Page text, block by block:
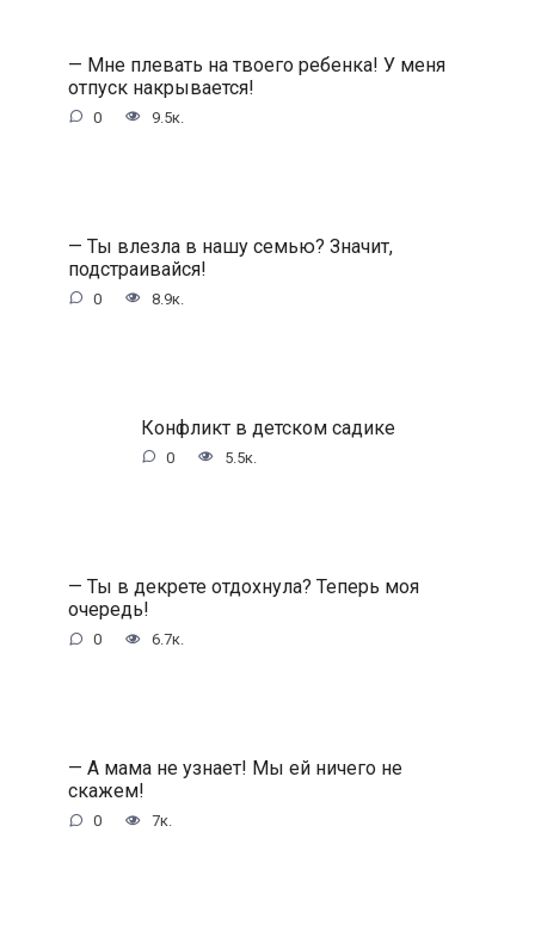
— Мне плевать на твоего ребенка! У меня
отпуск накрывается!
0 9.5к.
— Ты влезла в нашу семью? Значит,
подстраивайся!
0 8.9к.
Конфликт в детском садике
0 5.5к.
— Ты в декрете отдохнула? Теперь моя
очередь!
0 6.7к.
— А мама не узнает! Мы ей ничего не
скажем!
0 7к.